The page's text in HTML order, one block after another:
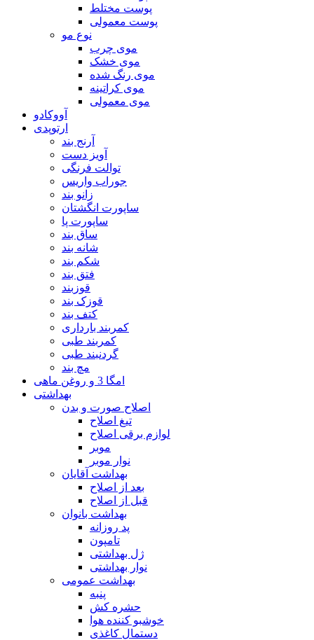
پوست مختلط
پوست معمولی
نوع مو
موی چرب
موی خشک
موی رنگ شده
موی کراتینه
موی معمولی
آووکادو
ارتوپدی
آرنج بند
آویز دست
توالت فرنگی
جوراب واریس
زانو بند
ساپورت انگشتان
ساپورت پا
ساق بند
شانه بند
شکم بند
فتق بند
قوزبند
قوزک بند
کتف بند
کمربند بارداری
کمربند طبی
گردنبند طبی
مچ بند
امگا 3 و روغن ماهی
بهداشتی
اصلاح صورت و بدن
تیغ اصلاح
لوازم برقی اصلاح
موبر
نوار موبر
بهداشت آقایان
بعد از اصلاح
قبل از اصلاح
بهداشت بانوان
پد روزانه
تامپون
ژل بهداشتی
نوار بهداشتی
بهداشت عمومی
پنبه
حشره کش
خوشبو کننده هوا
دستمال کاغذی